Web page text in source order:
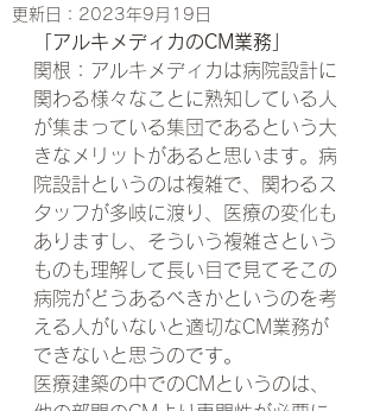
更新日： 2023年9月19日
「アルキメディカのCM業務」
関根：アルキメディカは病院設計に
関わる様々なことに熟知している人
が集まっている集団であるという大
きなメリットがあると思います。病
院設計というのは複雑で、関わるス
タッフが多岐に渡り、医療の変化も
ありますし、そういう複雑さという
ものも理解して長い目で見てそこの
病院がどうあるべきかというのを考
える人がいないと適切なCM業務が
できないと思うのです。
医療建築の中でのCMというのは、